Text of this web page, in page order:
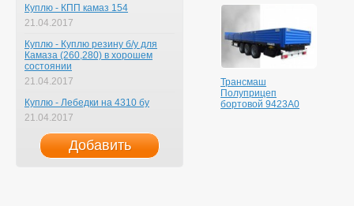
Куплю - КПП камаз 154
21.04.2017
Куплю - Куплю резину б/у для
Камаза (260,280) в хорошем
состоянии
21.04.2017
Куплю - Лебедки на 4310 бу
21.04.2017
Добавить
Трансмаш
Полуприцеп
бортовой 9423A0